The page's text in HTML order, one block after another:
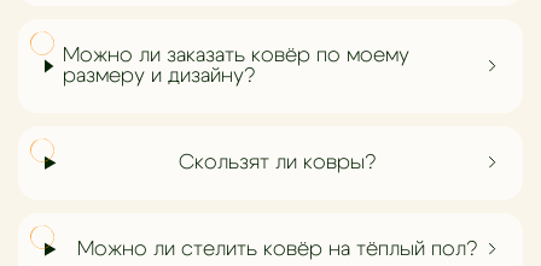
Можно ли заказать ковёр по моему
размеру и дизайну?
Скользят ли ковры?
Можно ли стелить ковёр на тёплый пол?